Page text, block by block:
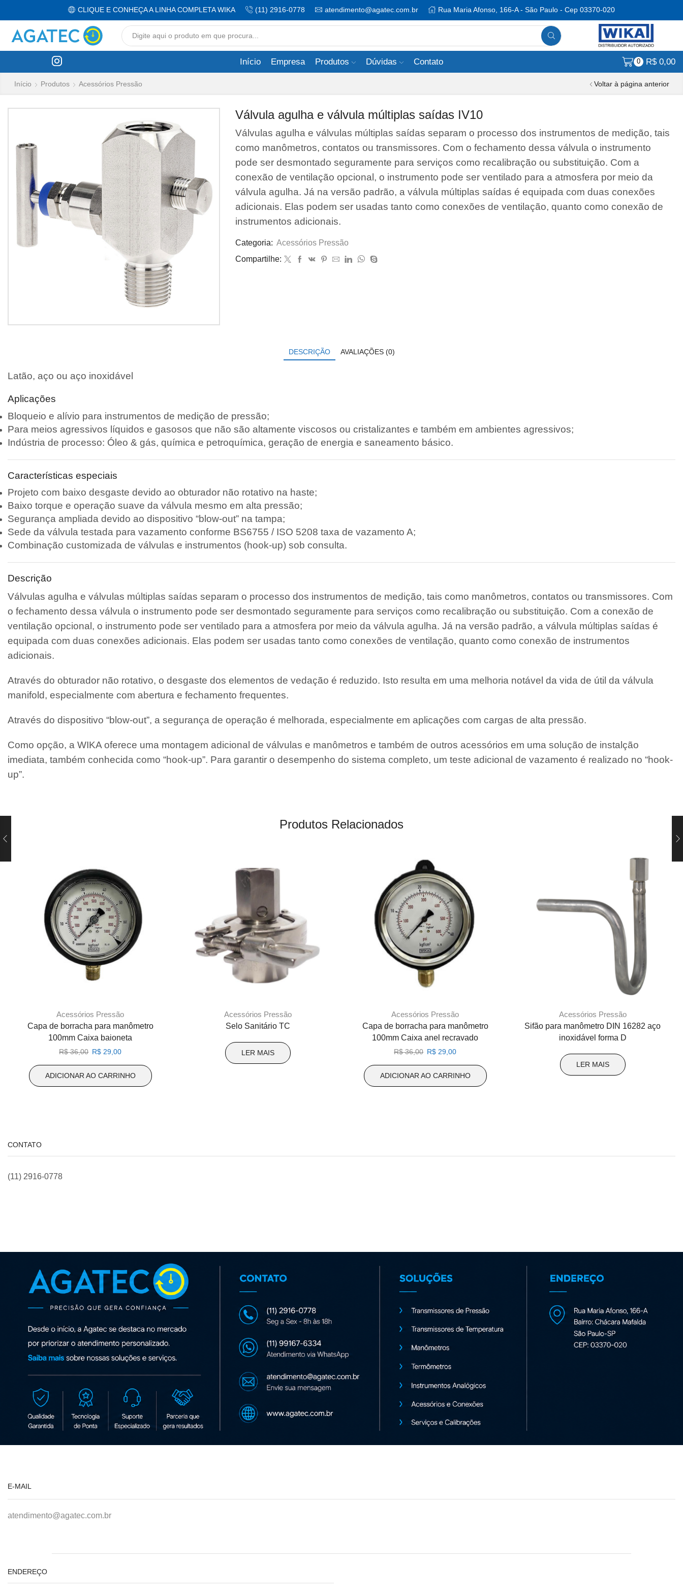
CLIQUE E CONHEÇA A LINHA COMPLETA WIKA (11) 2916-0778 atendimento@agatec.com.br Rua Maria Afonso, 166-A - São Paulo - Cep 03370-020
input
Início Empresa Produtos Dúvidas Contato 0 R$0,00
Início Produtos Acessórios Pressão Voltar à página anterior
Válvula agulha e válvula múltiplas saídas IV10
Válvulas agulha e válvulas múltiplas saídas separam o processo dos instrumentos de medição, tais
como manômetros, contatos ou transmissores. Com o fechamento dessa válvula o instrumento
pode ser desmontado seguramente para serviços como recalibração ou substituição. Com a
conexão de ventilação opcional, o instrumento pode ser ventilado para a atmosfera por meio da
válvula agulha. Já na versão padrão, a válvula múltiplas saídas é equipada com duas conexões
adicionais. Elas podem ser usadas tanto como conexões de ventilação, quanto como conexão de
instrumentos adicionais.
Categoria: Acessórios Pressão
Compartilhe:
DESCRIÇÃO AVALIAÇÕES (0)
Latão, aço ou aço inoxidável
Aplicações
Bloqueio e alívio para instrumentos de medição de pressão;
Para meios agressivos líquidos e gasosos que não são altamente viscosos ou cristalizantes e também em ambientes agressivos;
Indústria de processo: Óleo & gás, química e petroquímica, geração de energia e saneamento básico.
Características especiais
Projeto com baixo desgaste devido ao obturador não rotativo na haste;
Baixo torque e operação suave da válvula mesmo em alta pressão;
Segurança ampliada devido ao dispositivo “blow-out” na tampa;
Sede da válvula testada para vazamento conforme BS6755 / ISO 5208 taxa de vazamento A;
Combinação customizada de válvulas e instrumentos (hook-up) sob consulta.
Descrição
Válvulas agulha e válvulas múltiplas saídas separam o processo dos instrumentos de medição, tais como manômetros, contatos ou transmissores. Com
o fechamento dessa válvula o instrumento pode ser desmontado seguramente para serviços como recalibração ou substituição. Com a conexão de
ventilação opcional, o instrumento pode ser ventilado para a atmosfera por meio da válvula agulha. Já na versão padrão, a válvula múltiplas saídas é
equipada com duas conexões adicionais. Elas podem ser usadas tanto como conexões de ventilação, quanto como conexão de instrumentos
adicionais.
Através do obturador não rotativo, o desgaste dos elementos de vedação é reduzido. Isto resulta em uma melhoria notável da vida de útil da válvula
manifold, especialmente com abertura e fechamento frequentes.
Através do dispositivo “blow-out”, a segurança de operação é melhorada, especialmente em aplicações com cargas de alta pressão.
Como opção, a WIKA oferece uma montagem adicional de válvulas e manômetros e também de outros acessórios em uma solução de instalção
imediata, também conhecida como “hook-up”. Para garantir o desempenho do sistema completo, um teste adicional de vazamento é realizado no “hook-
up”.
Produtos Relacionados
Acessórios Pressão
Capa de borracha para manômetro
100mm Caixa baioneta
R$36,00 O
original
R$ 29,00O
atual
ADICIONAR AO CARRINHO
Acessórios Pressão
Selo Sanitário TC
LER MAIS
Acessórios Pressão
Capa de borracha para manômetro
100mm Caixa anel recravado
R$36,00 O
original
R$ 29,00O
atual
ADICIONAR AO CARRINHO
Acessórios Pressão
Sifão para manômetro DIN 16282 aço
inoxidável forma D
LER MAIS
CONTATO
(11) 2916-0778
E-MAIL
atendimento@agatec.com.br
ENDEREÇO